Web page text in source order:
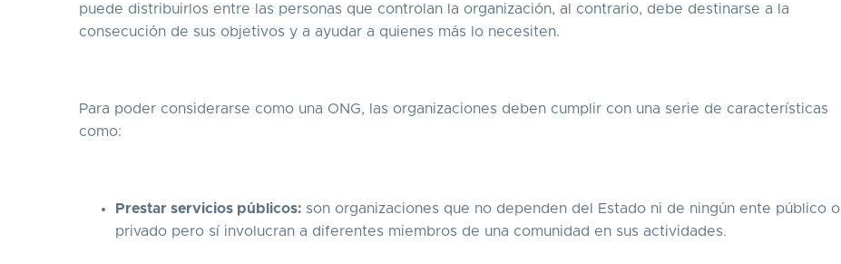
puede distribuirlos entre las personas que controlan la organización, al contrario, debe destinarse a la
consecución de sus objetivos y a ayudar a quienes más lo necesiten.
Para poder considerarse como una ONG, las organizaciones deben cumplir con una serie de características
como:
Prestar servicios públicos: son organizaciones que no dependen del Estado ni de ningún ente público o
privado pero sí involucran a diferentes miembros de una comunidad en sus actividades.